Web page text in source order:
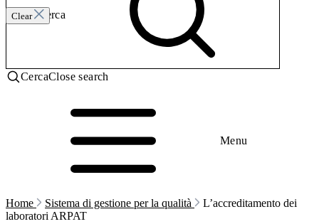
Clear
Invia ricerca
CercaClose search
Menu
Home Sistema di gestione per la qualità
L’accreditamento dei
laboratori ARPAT